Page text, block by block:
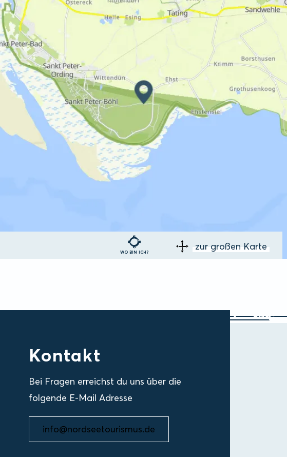
WO BIN ICH? zur großen Karte
Kontakt
Bei Fragen erreichst du uns über die
folgende E-Mail Adresse
info@nordseetourismus.de